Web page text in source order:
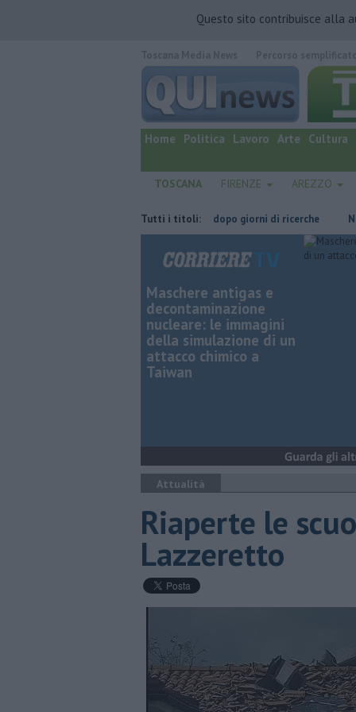
Questo sito contribuisce alla
quotidiano online.
Home Politica Lavoro Arte Cultura
TOSCANA FIRENZE AREZZO
Tutti i titoli:
Ritrovato senza vita dopo giorni di ricerche Nuova
Maschere antigas e
decontaminazione
nucleare: le immagini
della simulazione di un
attacco chimico a
Taiwan
Attualità
Riaperte le
Lazzeretto